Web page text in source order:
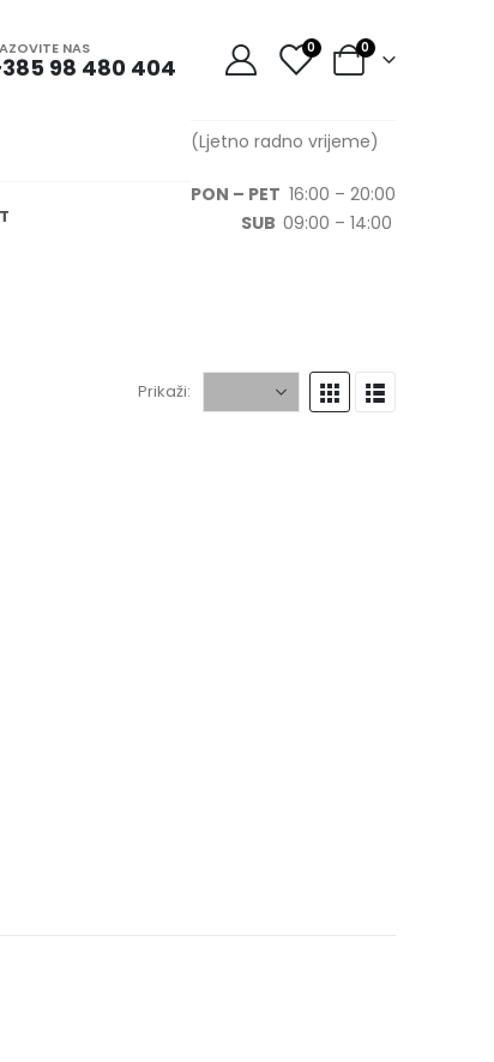
NAS
98 480 404
0 0
(Ljetno radno vrijeme)
PON – PET 16:00 – 20:00
SUB 09:00 – 14:00
Prikaži: